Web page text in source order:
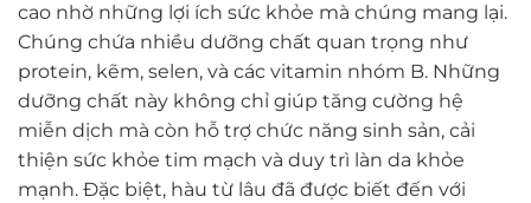
cao nhờ những lợi ích sức khỏe mà chúng mang lại.
Chúng chứa nhiều dưỡng chất quan trọng như
protein, kẽm, selen, và các vitamin nhóm B. Những
dưỡng chất này không chỉ giúp tăng cường hệ
miễn dịch mà còn hỗ trợ chức năng sinh sản, cải
thiện sức khỏe tim mạch và duy trì làn da khỏe
mạnh. Đặc biệt, hàu từ lâu đã được biết đến với